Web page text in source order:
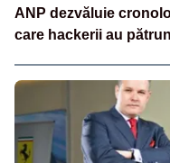
ANP dezvăluie
care hackerii au